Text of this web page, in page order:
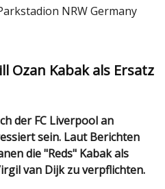
NRW Germany
Ozan Kabak als Ersatz
sein. Laut Berichten
die "Reds" Kabak als
van Dijk zu verpflichten.